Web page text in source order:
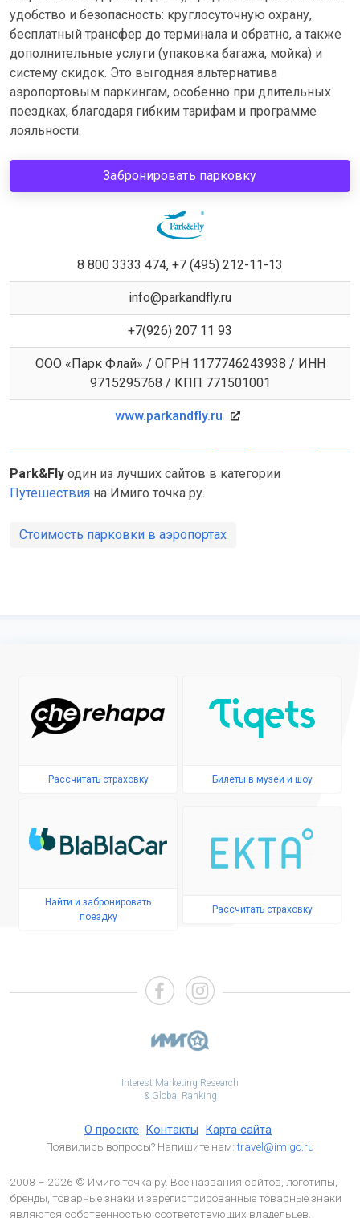
удобство и безопасность: круглосуточную охрану,
бесплатный трансфер до терминала и обратно, а также
дополнительные услуги (упаковка багажа, мойка) и
систему скидок. Это выгодная альтернатива
аэропортовым паркингам, особенно при длительных
поездках, благодаря гибким тарифам и программе
лояльности.
Забронировать парковку
8 800 3333 474, +7 (495) 212-11-13
info@parkandfly.ru
+7(926) 207 11 93
ООО «Парк Флай» / ОГРН 1177746243938 / ИНН
9715295768 / КПП 771501001
www.parkandfly.ru
Park&Fly один из лучших сайтов в категории
Путешествия на Имиго точка ру.
Стоимость парковки в аэропортах
Рассчитать страховку Билеты в музеи и шоу
Найти и забронировать
поездку
Рассчитать страховку
Interest Marketing Research
& Global Ranking
О проекте Контакты Карта сайта
Появились вопросы? Напишите нам:travel@imigo.ru
2008 – 2026 © Имиго точка ру. Все названия сайтов, логотипы,
бренды, товарные знаки и зарегистрированные товарные знаки
являются собственностью соответствующих владельцев.